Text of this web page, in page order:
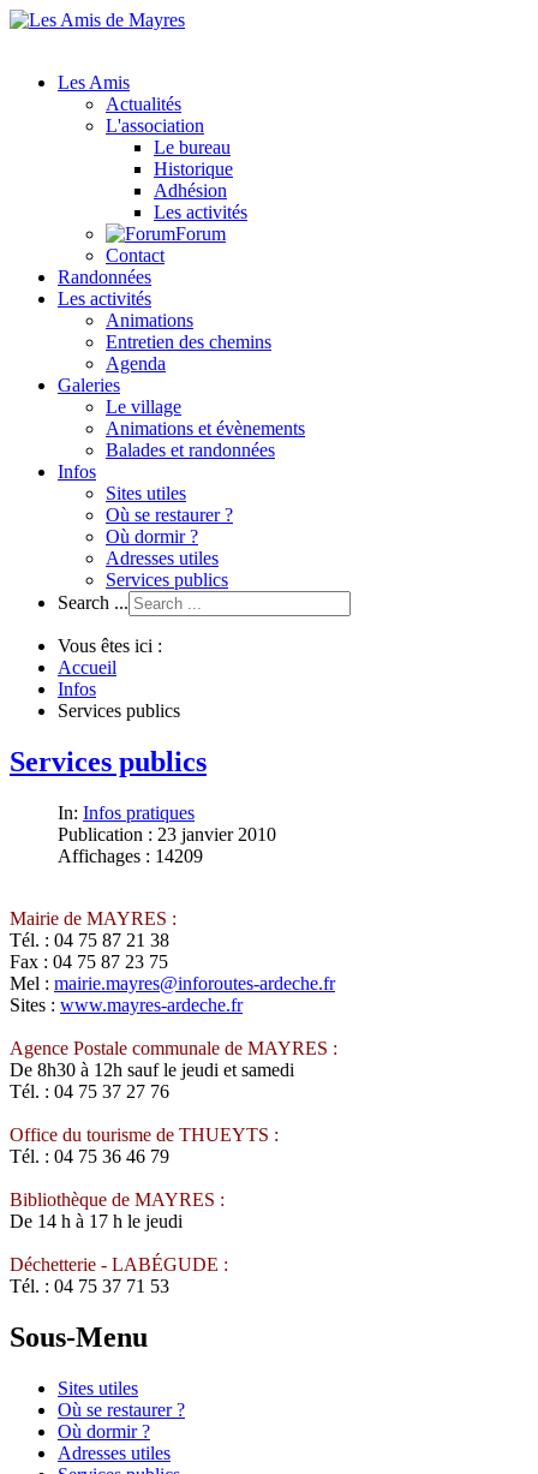
Les Amis
Actualités
L'association
Le bureau
Historique
Adhésion
Les activités
Forum
Contact
Randonnées
Les activités
Animations
Entretien des chemins
Agenda
Galeries
Le village
Animations et évènements
Balades et randonnées
Infos
Sites utiles
Où se restaurer ?
Où dormir ?
Adresses utiles
Services publics
Search ...
Vous êtes ici :
Accueil
Infos
Services publics
Services publics
In: Infos pratiques
Publication : 23 janvier 2010
Affichages : 14209
Mairie de MAYRES :
Tél. : 04 75 87 21 38
Fax : 04 75 87 23 75
Mel : mairie.mayres@inforoutes-ardeche.fr
Sites : www.mayres-ardeche.fr
Agence Postale communale de MAYRES :
De 8h30 à 12h sauf le jeudi et samedi
Tél. : 04 75 37 27 76
Office du tourisme de THUEYTS :
Tél. : 04 75 36 46 79
Bibliothèque de MAYRES :
De 14 h à 17 h le jeudi
Déchetterie - LABÉGUDE :
Tél. : 04 75 37 71 53
Sous-Menu
Sites utiles
Où se restaurer ?
Où dormir ?
Adresses utiles